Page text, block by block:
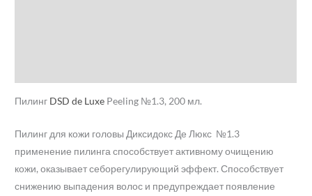
Пилинг DSD de Luxe Peeling №1.3, 200 мл.
Пилинг для кожи головы Диксидокс Де Люкс №1.3
применение пилинга способствует активному очищению
кожи, оказывает себорегулирующий эффект. Способствует
снижению выпадения волос и предупреждает появление